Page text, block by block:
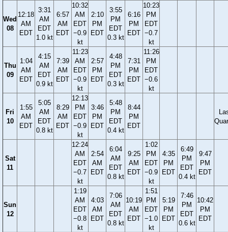
Wed
08
12:18
AM
EDT
3:31
AM
EDT
1.0 kt
6:57
AM
EDT
10:32
AM
EDT
−0.9
kt
2:10
PM
EDT
3:55
PM
EDT
0.3 kt
6:16
PM
EDT
10:23
PM
EDT
−0.7
kt
Thu
09
1:04
AM
EDT
4:15
AM
EDT
0.9 kt
7:39
AM
EDT
11:23
AM
EDT
−0.9
kt
2:57
PM
EDT
4:48
PM
EDT
0.3 kt
7:31
PM
EDT
11:26
PM
EDT
−0.6
kt
Fri
10
1:55
AM
EDT
5:05
AM
EDT
0.8 kt
8:29
AM
EDT
12:13
PM
EDT
−0.9
kt
3:46
PM
EDT
5:48
PM
EDT
0.4 kt
8:44
PM
EDT
Sat
11
12:24
AM
EDT
−0.7
kt
2:54
AM
EDT
6:04
AM
EDT
0.8 kt
9:25
AM
EDT
1:02
PM
EDT
−0.9
kt
4:35
PM
EDT
6:49
PM
EDT
0.4 kt
9:47
PM
EDT
Sun
12
1:19
AM
EDT
−0.8
kt
4:03
AM
EDT
7:06
AM
EDT
0.8 kt
10:19
AM
EDT
1:51
PM
EDT
−1.0
kt
5:19
PM
EDT
7:46
PM
EDT
0.6 kt
10:42
PM
EDT